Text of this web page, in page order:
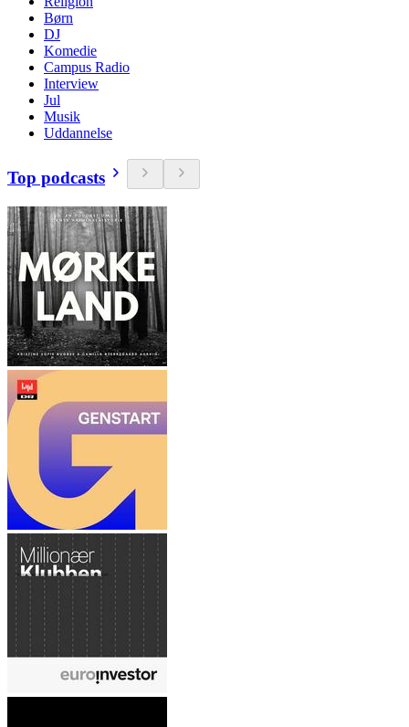
Børn
DJ
Komedie
Campus Radio
Interview
Jul
Musik
Uddannelse
Top podcasts